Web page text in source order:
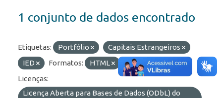
1 conjunto de dados encontrado
Etiquetas: Portfólio
Capitais Estrangeiros
IED
Formatos: HTML JSON
API
Licenças:
Licença Aberta para Bases de Dados (ODbL) do